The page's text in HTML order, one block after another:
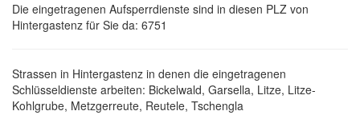
Die eingetragenen Aufsperrdienste sind in diesen PLZ von
Hintergastenz für Sie da: 6751
Strassen in Hintergastenz in denen die eingetragenen
Schlüsseldienste arbeiten: Bickelwald, Garsella, Litze, Litze-
Kohlgrube, Metzgerreute, Reutele, Tschengla